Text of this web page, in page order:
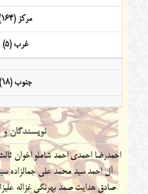
مرکز (164)
غرب (5)
جنوب (18)
نویسندگان و
احمدرضا احمدیاحمد شاملو اخوان
آل احمدسید محمد علی جمالزاده
صادق هدایتصمد بهرنگی غزاله